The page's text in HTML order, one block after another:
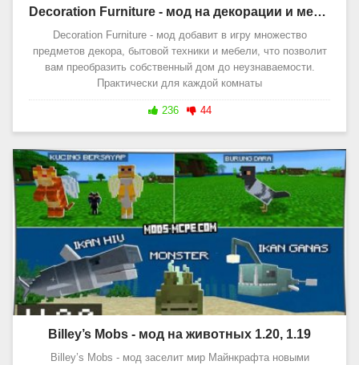
Decoration Furniture - мод на декорации и мебель 1.20, 1.19
Decoration Furniture - мод добавит в игру множество
предметов декора, бытовой техники и мебели, что позволит
вам преобразить собственный дом до неузнаваемости.
Практически для каждой комнаты
236 44
Billey’s Mobs - мод на животных 1.20, 1.19
Billey’s Mobs - мод заселит мир Майнкрафта новыми